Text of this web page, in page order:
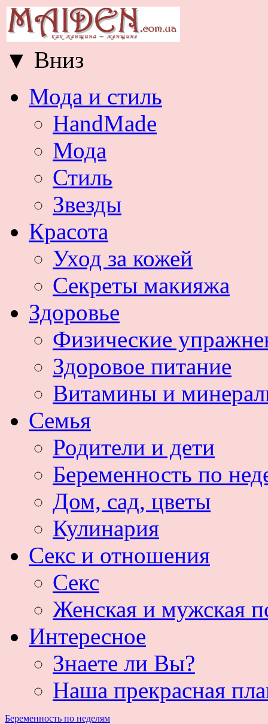
▼ Вниз
Мода и стиль
HandMade
Мода
Стиль
Звезды
Красота
Уход за кожей
Секреты макияжа
Здоровье
Физические
Здоровое питание
Витамины и
Семья
Родители и дети
Беременность по
Дом, сад, цветы
Кулинария
Секс и отношения
Секс
Женская и мужская
Интересное
Знаете ли Вы?
Наша прекрасная
Беременность по неделям